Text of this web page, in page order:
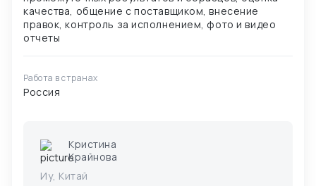
качества, общение с поставщиком, внесение
правок, контроль за исполнением, фото и видео
Работа в странах
Россия
Кристина
Крайнова
Иу, Китай